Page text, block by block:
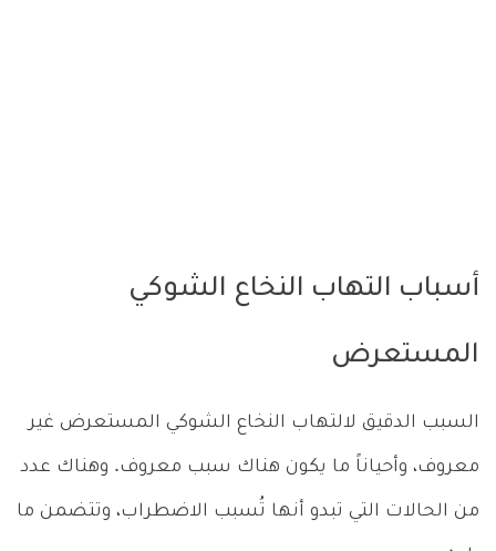
أسباب التهاب النخاع الشوكي
المستعرض
السبب الدقيق لالتهاب النخاع الشوكي المستعرض غير
معروف، وأحياناً ما يكون هناك سبب معروف. وهناك عدد
من الحالات التي تبدو أنها تُسبب الاضطراب، وتتضمن ما